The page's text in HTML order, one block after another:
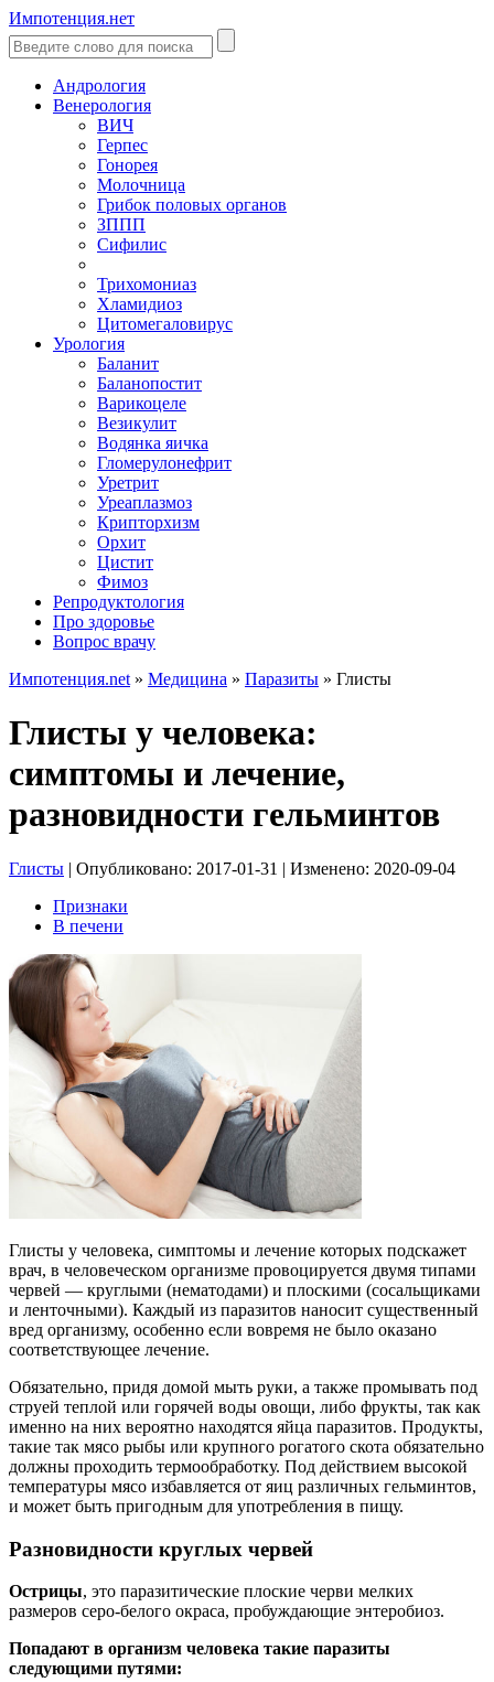
Импотенция.нет
Андрология
Венерология
ВИЧ
Герпес
Гонорея
Молочница
Грибок половых органов
ЗППП
Сифилис
Трихомониаз
Хламидиоз
Цитомегаловирус
Урология
Баланит
Баланопостит
Варикоцеле
Везикулит
Водянка яичка
Гломерулонефрит
Уретрит
Уреаплазмоз
Крипторхизм
Орхит
Цистит
Фимоз
Репродуктология
Про здоровье
Вопрос врачу
Импотенция.net » Медицина » Паразиты » Глисты
Глисты у человека:
симптомы и лечение,
разновидности гельминтов
Глисты | Опубликовано: 2017-01-31 | Изменено: 2020-09-04
Признаки
В печени
Глисты у человека, симптомы и лечение которых подскажет
врач, в человеческом организме провоцируется двумя типами
червей — круглыми (нематодами) и плоскими (сосальщиками
и ленточными). Каждый из паразитов наносит существенный
вред организму, особенно если вовремя не было оказано
соответствующее лечение.
Обязательно, придя домой мыть руки, а также промывать под
струей теплой или горячей воды овощи, либо фрукты, так как
именно на них вероятно находятся яйца паразитов. Продукты,
такие так мясо рыбы или крупного рогатого скота обязательно
должны проходить термообработку. Под действием высокой
температуры мясо избавляется от яиц различных гельминтов,
и может быть пригодным для употребления в пищу.
Разновидности круглых червей
Острицы, это паразитические плоские черви мелких
размеров серо-белого окраса, пробуждающие энтеробиоз.
Попадают в организм человека такие паразиты
следующими путями: